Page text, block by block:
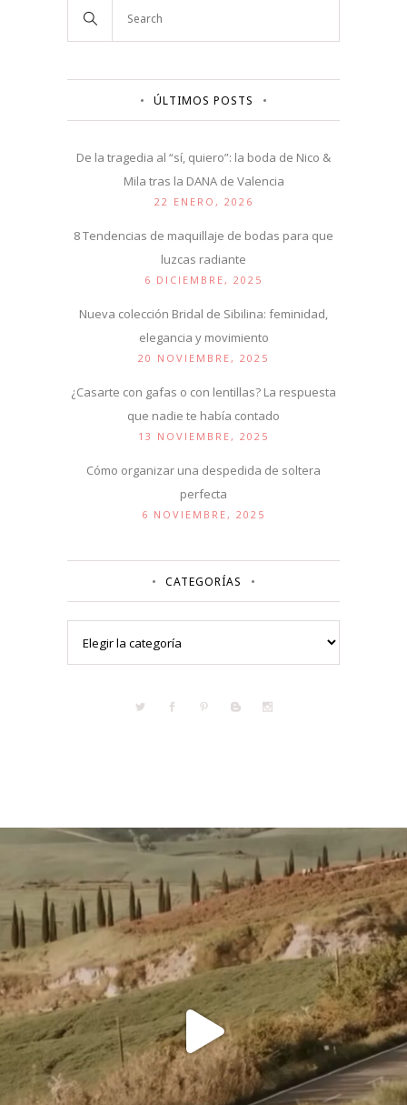
ÚLTIMOS POSTS
De la tragedia al “sí, quiero”: la boda de Nico &
Mila tras la DANA de Valencia
22 ENERO, 2026
8 Tendencias de maquillaje de bodas para que
luzcas radiante
6 DICIEMBRE, 2025
Nueva colección Bridal de Sibilina: feminidad,
elegancia y movimiento
20 NOVIEMBRE, 2025
¿Casarte con gafas o con lentillas? La respuesta
que nadie te había contado
13 NOVIEMBRE, 2025
Cómo organizar una despedida de soltera
perfecta
6 NOVIEMBRE, 2025
CATEGORÍAS